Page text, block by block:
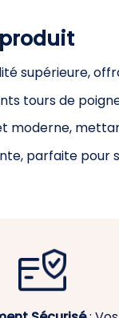
supérieure,
tours de
moderne,
parfaite pour